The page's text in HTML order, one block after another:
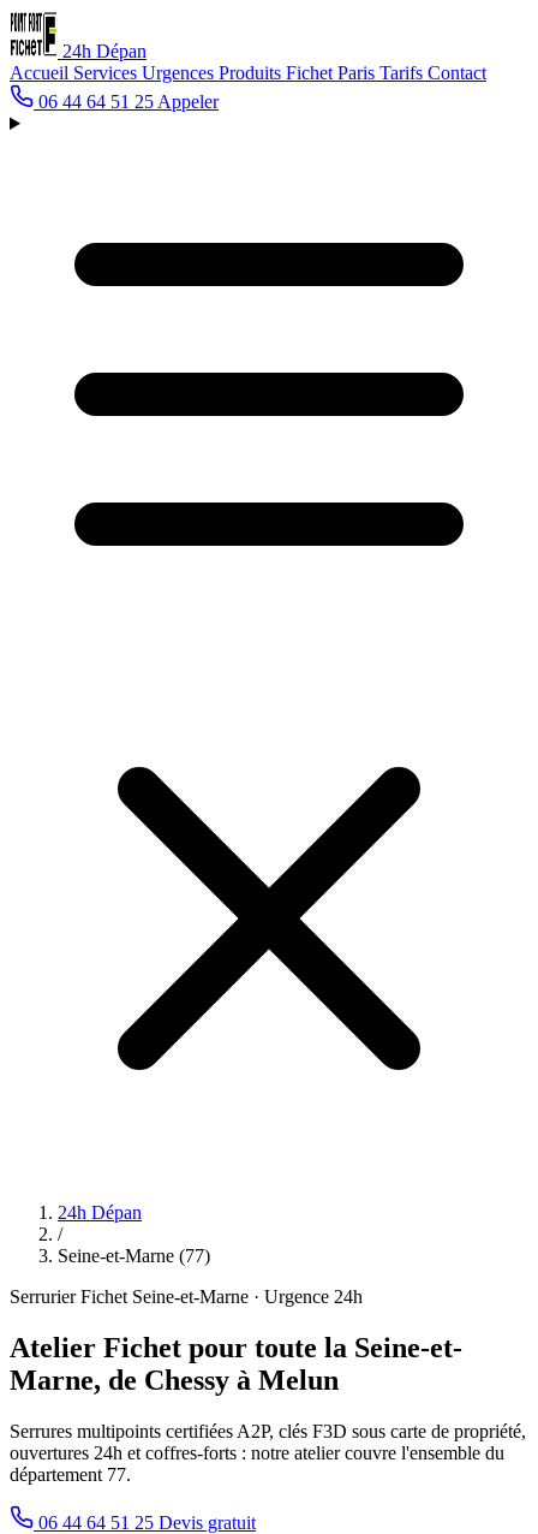
24h Dépan
Accueil Services Urgences Produits Fichet Paris Tarifs Contact
06 44 64 51 25 Appeler
24h Dépan
/
Seine-et-Marne (77)
Serrurier Fichet Seine-et-Marne · Urgence 24h
Atelier Fichet pour toute la Seine-et-
Marne, de Chessy à Melun
Serrures multipoints certifiées A2P, clés F3D sous carte de propriété,
ouvertures 24h et coffres-forts : notre atelier couvre l'ensemble du
département 77.
06 44 64 51 25 Devis gratuit